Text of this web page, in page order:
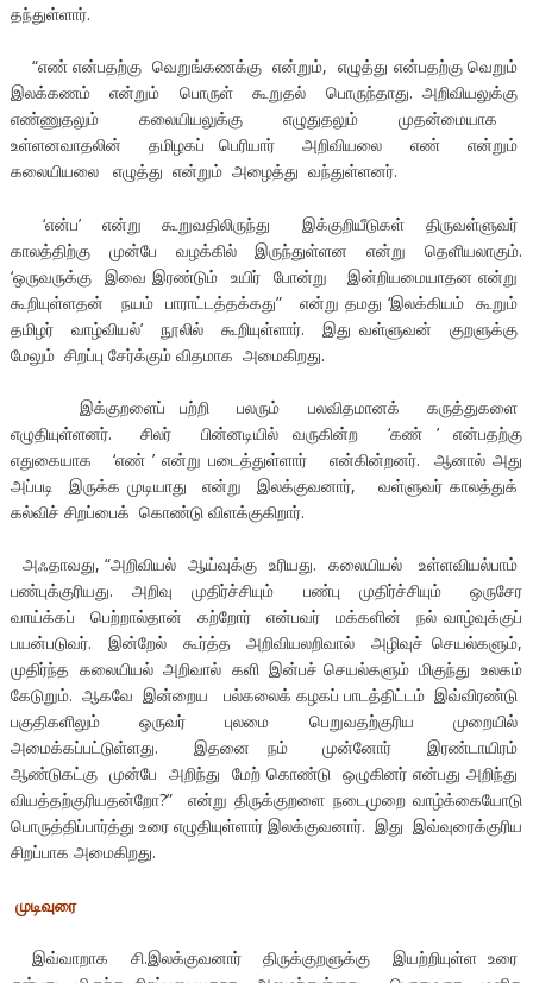
தந்துள்ளார்.
“எண் என்பதற்கு வெறுங்கணக்கு என்றும், எழுத்து என்பதற்கு வெறும்
இலக்கணம் என்றும் பொருள் கூறுதல் பொருந்தாது. அறிவியலுக்கு
எண்ணுதலும் கலையியலுக்கு எழுதுதலும் முதன்மையாக
உள்ளனவாதலின் தமிழகப் பெரியார் அறிவியலை எண் என்றும்
கலையியலை எழுத்து என்றும் அழைத்து வந்துள்ளனர்.
‘என்ப’ என்று கூறுவதிலிருந்து இக்குறியீடுகள் திருவள்ளுவர்
காலத்திற்கு முன்பே வழக்கில் இருந்துள்ளன என்று தெளியலாகும்.
‘ஒருவருக்கு இவை இரண்டும் உயிர் போன்று இன்றியமையாதன என்று
கூறியுள்ளதன் நயம் பாராட்டத்தக்கது” என்று தமது ‘இலக்கியம் கூறும்
தமிழர் வாழ்வியல்’ நூலில் கூறியுள்ளார். இது வள்ளுவன் குறளுக்கு
மேலும் சிறப்பு சேர்க்கும் விதமாக அமைகிறது.
இக்குறளைப் பற்றி பலரும் பலவிதமானக் கருத்துகளை
எழுதியுள்ளனர். சிலர் பின்னடியில் வருகின்ற ‘கண் ’ என்பதற்கு
எதுகையாக ‘எண் ’ என்று படைத்துள்ளார் என்கின்றனர். ஆனால் அது
அப்படி இருக்க முடியாது என்று இலக்குவனார், வள்ளுவர் காலத்துக்
கல்விச் சிறப்பைக் கொண்டு விளக்குகிறார்.
அஃதாவது, “அறிவியல் ஆய்வுக்கு உரியது. கலையியல் உள்ளவியல்பாம்
பண்புக்குரியது. அறிவு முதிர்ச்சியும் பண்பு முதிர்ச்சியும் ஒருசேர
வாய்க்கப் பெற்றால்தான் கற்றோர் என்பவர் மக்களின் நல் வாழ்வுக்குப்
பயன்படுவர். இன்றேல் கூர்த்த அறிவியலறிவால் அழிவுச் செயல்களும்,
முதிர்ந்த கலையியல் அறிவால் களி இன்பச் செயல்களும் மிகுந்து உலகம்
கேடுறும். ஆகவே இன்றைய பல்கலைக் கழகப் பாடத்திட்டம் இவ்விரண்டு
பகுதிகளிலும் ஒருவர் புலமை பெறுவதற்குரிய முறையில்
அமைக்கப்பட்டுள்ளது. இதனை நம் முன்னோர் இரண்டாயிரம்
ஆண்டுகட்கு முன்பே அறிந்து மேற் கொண்டு ஒழுகினர் என்பது அறிந்து
வியத்தற்குரியதன்றோ?” என்று திருக்குறளை நடைமுறை வாழ்க்கையோடு
பொருத்திப்பார்த்து உரை எழுதியுள்ளார் இலக்குவனார். இது இவ்வுரைக்குரிய
சிறப்பாக அமைகிறது.
முடிவுரை
இவ்வாறாக சி.இலக்குவனார் திருக்குறளுக்கு இயற்றியுள்ள உரை